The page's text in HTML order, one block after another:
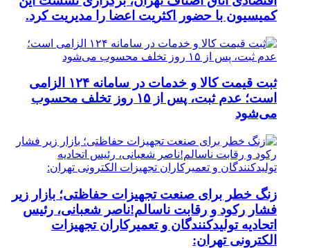
کمیسیون با حضور اکثریت اعضا را مدیریت کرد.
ثبت قیمت کالا و خدمات در سامانه ۱۲۴ الزامی
است؛ عدم ثبت، پس از ۱۵ روز تخلف محسوب
می‌شود
زنگ خطر برای صنعت تجهیزات حفاظتی؛ بازار زیر
فشار رکود و رقابت ناسالم!ناصر شعبانی، رئیس
اتحادیه تولیدکنندگان و تعمیرکاران تجهیزات
الکترونی تهران: